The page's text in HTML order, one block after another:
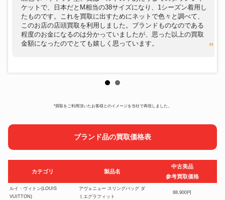
ケットで、日本だとM相当の38サイズになり、1シーズン着用し
たものです。これを買取に出すためにネットで色々と調べて、
このお店の店頭買取を利用しました。ブランドものなのである
程度のお金になるのは分かっていましたが、思った以上の買取
金額になったのでとても嬉しく思っています。
*買取をご利用頂いたお客様とのイメージを当社で再現しました。
ブランド品の買取価格表
カテゴリ 製品名
中古美品
参考買取価格
ルイ・ヴィトン(LOUIS
VUITTON)
アヴェニュー スリングバッグ ダ
ミエグラフィット
88,900円